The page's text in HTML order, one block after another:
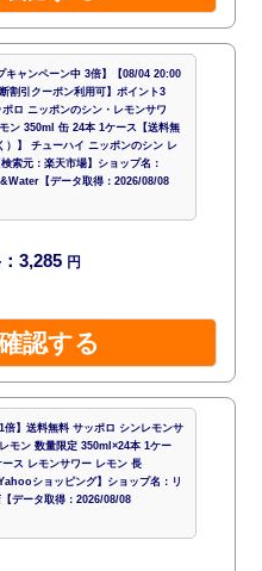
キャンペーン中 3倍】【08/04 20:00
割引クーポン利用可】ポイント3
ロ ニッポンのシン・レモンサワ
ン 350ml 缶 24本 1ケース【送料無
）】 チューハイ ニッポンのシン レ
索元：楽天市場】ショップ名：
【データ取得：2026/08/08
3,285 円
認する
倍】送料無料 サッポロ シンレモンサ
モン 数量限定 350ml×24本 1ケー
ス レモンサワー レモン 長
ショッピング】ショップ名：リ
データ取得：2026/08/08